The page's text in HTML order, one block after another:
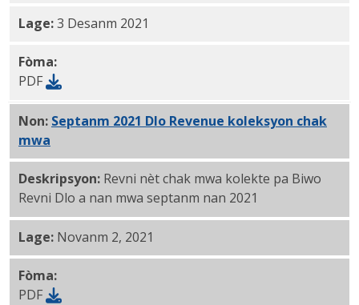
Lage:3 Desanm 2021
Fòma:
PDF
Non: Septanm 2021 Dlo Revenue koleksyon chak
mwa
Deskripsyon: Revni nèt chak mwa kolekte pa Biwo
Revni Dlo a nan mwa septanm nan 2021
Lage: Novanm 2, 2021
Fòma:
PDF